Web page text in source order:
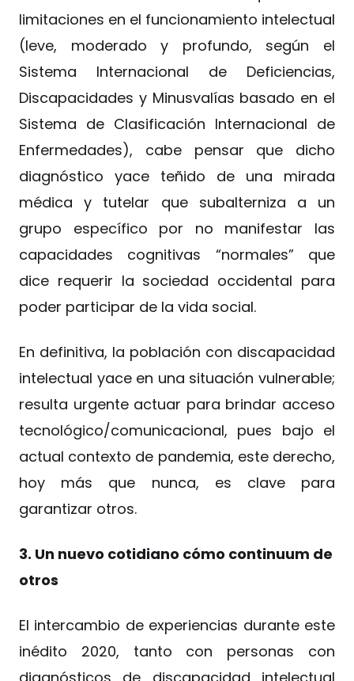
limitaciones en el funcionamiento intelectual
(leve, moderado y profundo, según el
Sistema Internacional de Deficiencias,
Discapacidades y Minusvalías basado en el
Sistema de Clasificación Internacional de
Enfermedades), cabe pensar que dicho
diagnóstico yace teñido de una mirada
médica y tutelar que subalterniza a un
grupo específico por no manifestar las
capacidades cognitivas “normales” que
dice requerir la sociedad occidental para
poder participar de la vida social.
En definitiva, la población con discapacidad
intelectual yace en una situación vulnerable;
resulta urgente actuar para brindar acceso
tecnológico/comunicacional, pues bajo el
actual contexto de pandemia, este derecho,
hoy más que nunca, es clave para
garantizar otros.
3. Un nuevo cotidiano cómo continuum de
otros
El intercambio de experiencias durante este
inédito 2020, tanto con personas con